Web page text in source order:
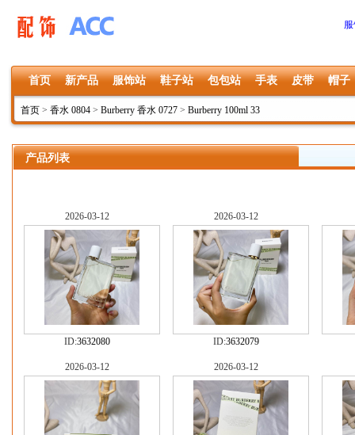
首页 新产品 服饰站 鞋子站 包包站 手表 皮带 帽子
首页 > 香水 0804 > Burberry 香水 0727 > Burberry 100ml 33
产品列表
2026-03-12
ID:3632080
2026-03-12
ID:3632079
2026-03-12 2026-03-12